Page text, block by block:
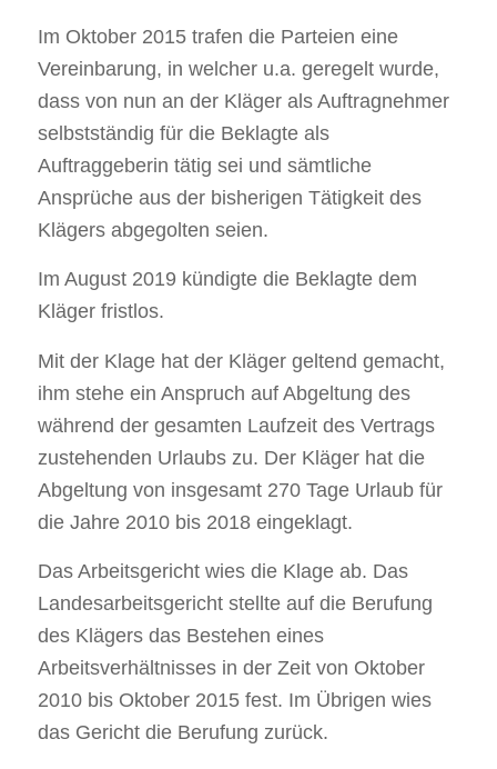
Im Oktober 2015 trafen die Parteien eine
Vereinbarung, in welcher u.a. geregelt wurde,
dass von nun an der Kläger als Auftragnehmer
selbstständig für die Beklagte als
Auftraggeberin tätig sei und sämtliche
Ansprüche aus der bisherigen Tätigkeit des
Klägers abgegolten seien.
Im August 2019 kündigte die Beklagte dem
Kläger fristlos.
Mit der Klage hat der Kläger geltend gemacht,
ihm stehe ein Anspruch auf Abgeltung des
während der gesamten Laufzeit des Vertrags
zustehenden Urlaubs zu. Der Kläger hat die
Abgeltung von insgesamt 270 Tage Urlaub für
die Jahre 2010 bis 2018 eingeklagt.
Das Arbeitsgericht wies die Klage ab. Das
Landesarbeitsgericht stellte auf die Berufung
des Klägers das Bestehen eines
Arbeitsverhältnisses in der Zeit von Oktober
2010 bis Oktober 2015 fest. Im Übrigen wies
das Gericht die Berufung zurück.